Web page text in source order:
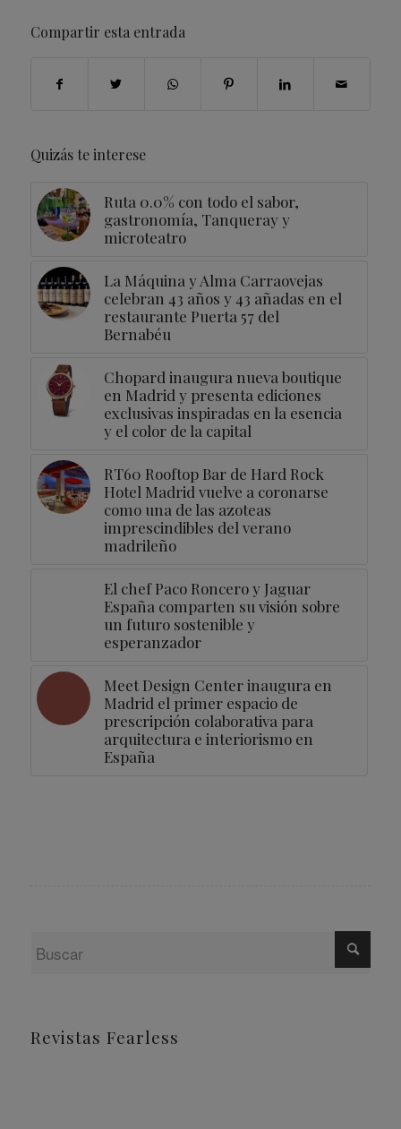
Compartir esta entrada
Quizás te interese
Ruta 0.0% con todo el sabor,
gastronomía, Tanqueray y
microteatro
La Máquina y Alma Carraovejas
celebran 43 años y 43 añadas en el
restaurante Puerta 57 del
Bernabéu
Chopard inaugura nueva boutique
en Madrid y presenta ediciones
exclusivas inspiradas en la esencia
y el color de la capital
RT60 Rooftop Bar de Hard Rock
Hotel Madrid vuelve a coronarse
como una de las azoteas
imprescindibles del verano
madrileño
El chef Paco Roncero y Jaguar
España comparten su visión sobre
un futuro sostenible y
esperanzador
Meet Design Center inaugura en
Madrid el primer espacio de
prescripción colaborativa para
arquitectura e interiorismo en
España
Revistas Fearless